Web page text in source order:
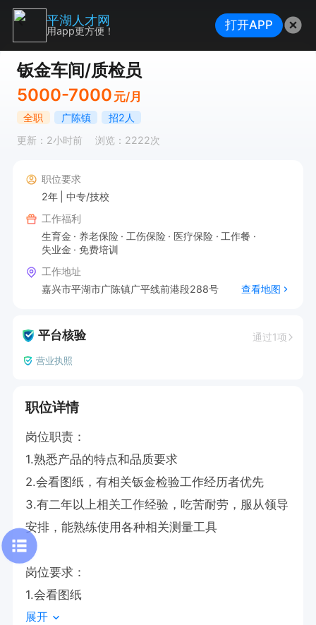
钣金车间/质检员
5000-7000 元/月
全职 广陈镇
招2人
更新：2小时前
浏览：2222次
职位要求
2年
中专/技校
工作福利
生育金
养老保险 工伤保险 医疗保险
工作餐
失业金
免费培训
工作地址
嘉兴市平湖市广陈镇广平线前港段288号
查看地图
平台核验 通过1项
营业执照
职位详情
岗位职责：
1.熟悉产品的特点和品质要求
2.会看图纸，有相关钣金检验工作经历者优先
3.有二年以上相关工作经验，吃苦耐劳，服从领导
安排，能熟练使用各种相关测量工具
岗位要求：
1.会看图纸
展开
平湖人才网
用app更方便！ 打开APP